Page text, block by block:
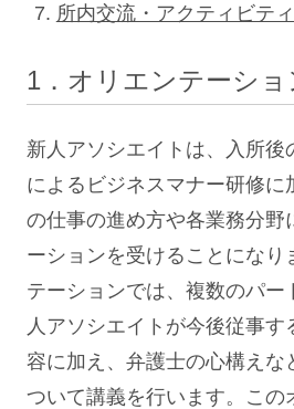
所内交流・アクティビティ
1．オリエンテーショ
新人アソシエイトは、入所後
によるビジネスマナー研修に
の仕事の進め方や各業務分野
ーションを受けることになり
テーションでは、複数のパー
人アソシエイトが今後従事
容に加え、弁護士の心構えな
ついて講義を行います。この